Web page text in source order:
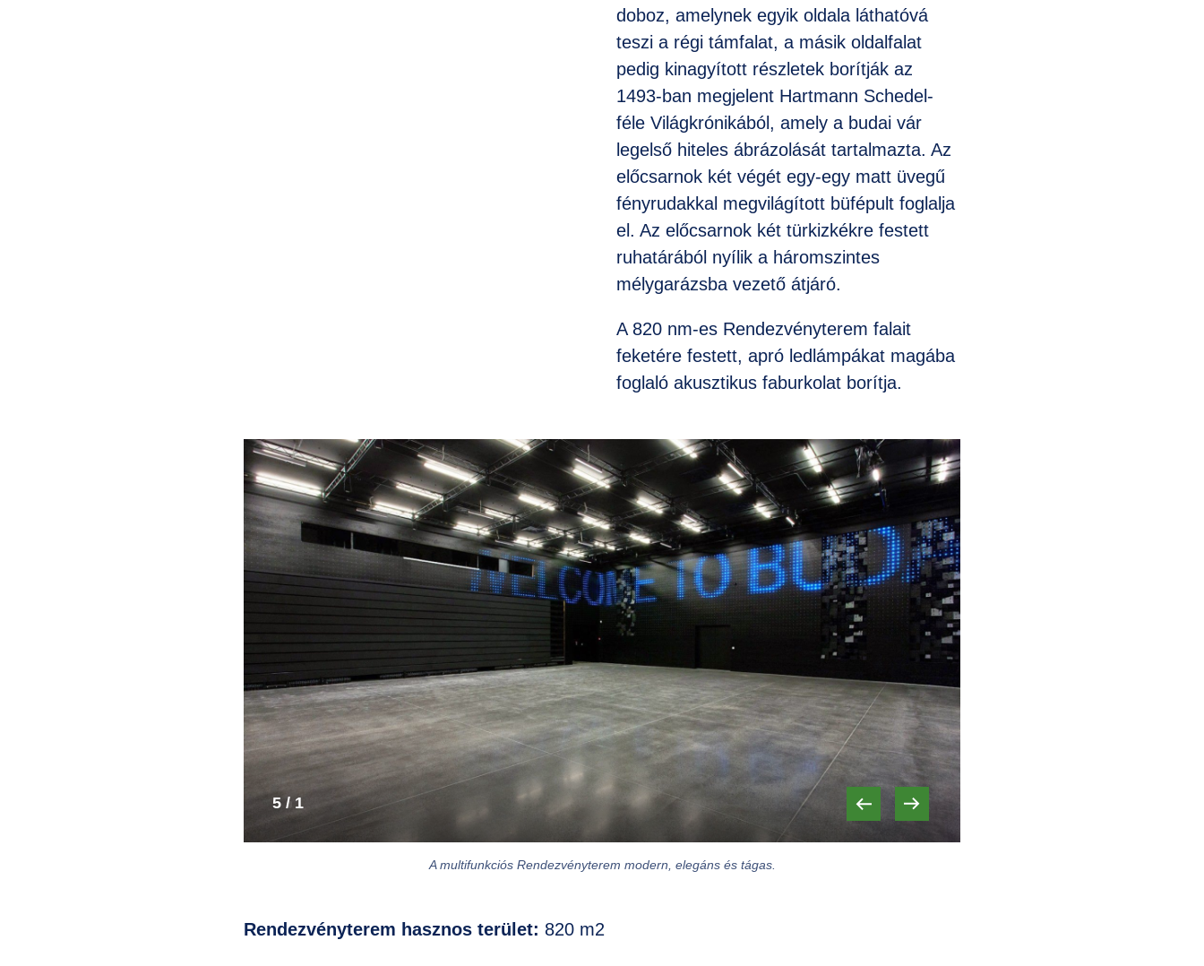
doboz, amelynek egyik oldala láthatóvá
teszi a régi támfalat, a másik oldalfalat
pedig kinagyított részletek borítják az
1493-ban megjelent Hartmann Schedel-
féle Világkrónikából, amely a budai vár
legelső hiteles ábrázolását tartalmazta. Az
előcsarnok két végét egy-egy matt üvegű
fényrudakkal megvilágított büfépult foglalja
el. Az előcsarnok két türkizkékre festett
ruhatárából nyílik a háromszintes
mélygarázsba vezető átjáró.
A 820 nm-es Rendezvényterem falait
feketére festett, apró ledlámpákat magába
foglaló akusztikus faburkolat borítja.
5 / 1
A multifunkciós Rendezvényterem modern, elegáns és tágas.
Rendezvényterem hasznos terület: 820 m2